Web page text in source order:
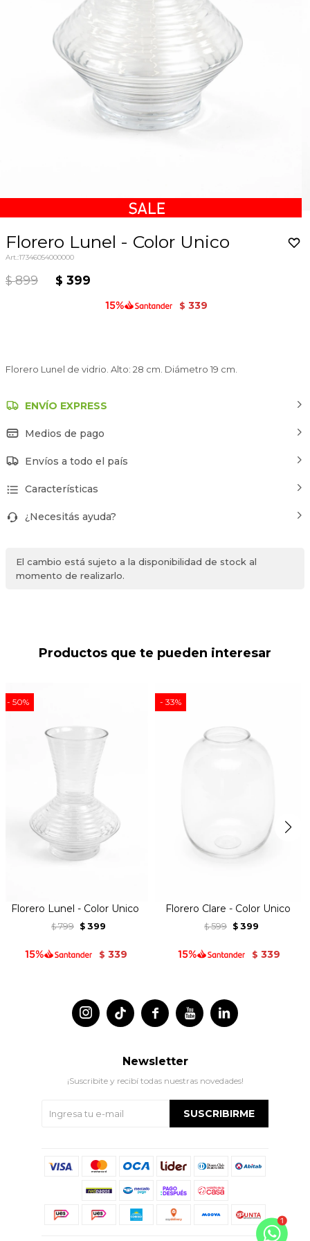
Florero Lunel - Color Unico
17346054000000
$ 899 $ 399
$ 339
Florero Lunel de vidrio. Alto: 28 cm. Diámetro 19 cm.
ENVÍO EXPRESS
Medios de pago
Envíos a todo el país
Características
¿Necesitás ayuda?
El cambio está sujeto a la disponibilidad de stock al
momento de realizarlo.
Productos que te pueden interesar
50
Florero Lunel - Color Unico
$ 799 $ 399
$ 339
33
Florero Clare - Color Unico
$ 599 $ 399
$ 339
 
 
Newsletter
¡Suscribite y recibí todas nuestras novedades!
SUSCRIBIRME